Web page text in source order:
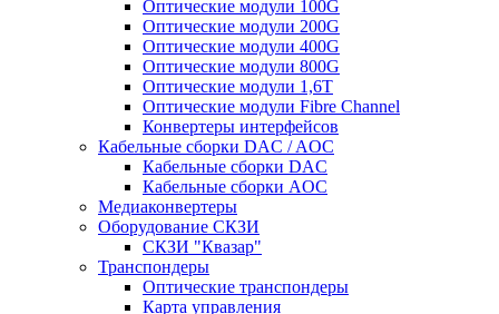
Оптические модули 100G
Оптические модули 200G
Оптические модули 400G
Оптические модули 800G
Оптические модули 1,6T
Оптические модули Fibre Channel
Конвертеры интерфейсов
Кабельные сборки DAC / AOC
Кабельные сборки DAC
Кабельные сборки AOC
Медиаконвертеры
Оборудование СКЗИ
СКЗИ "Квазар"
Транспондеры
Оптические транспондеры
Карта управления